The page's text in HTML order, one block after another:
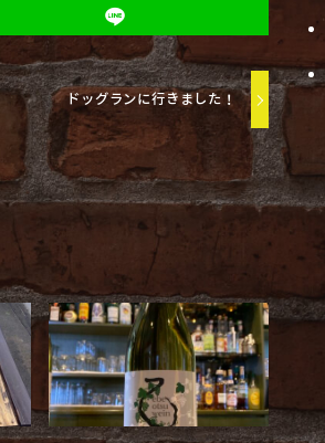
ドッグランに行きました！